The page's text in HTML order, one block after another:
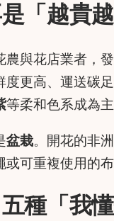
「越貴越
農與花店業者，
度更高、運送碳
等柔和色系成為
盆栽。開花的非
或可重複使用的
種「我